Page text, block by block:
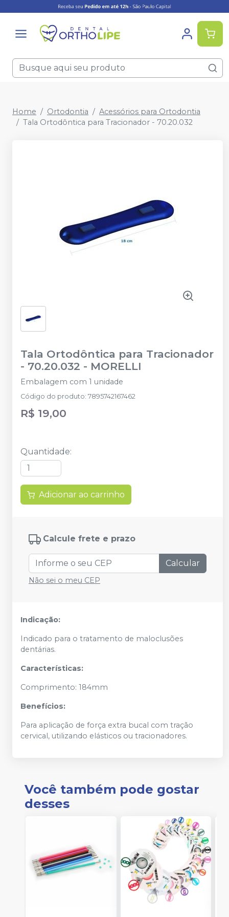
Home Ortodontia
Acessórios para Ortodontia
Tala Ortodôntica para Tracionador - 70.20.032
Tala Ortodôntica para Tracionador
- 70.20.032 - MORELLI
Embalagem com 1 unidade
Código do produto: 7895742167462
R$ 19,00
Quantidade:
Adicionar ao carrinho
Calcule frete e prazo
Calcular
Não sei o meu CEP
Indicação:
Indicado para o tratamento de maloclusões
dentárias.
Características:
Comprimento: 184mm
Benefícios:
Para aplicação de força extra bucal com tração
cervical, utilizando elásticos ou tracionadores.
Você também pode gostar
desses